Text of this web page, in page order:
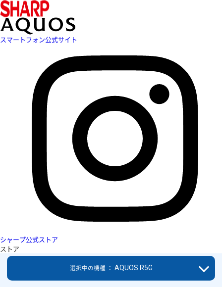
スマートフォン公式サイト
シャープ公式ストア
ストア
選択中の機種 ： AQUOS R5G